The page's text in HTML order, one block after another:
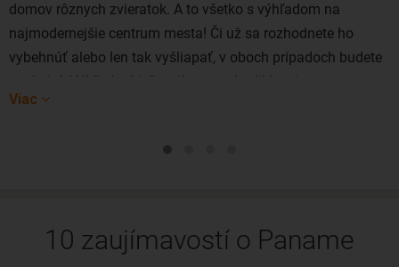
domov rôznych zvieratok. A to všetko s výhľadom na
najmodernejšie centrum mesta! Či už sa rozhodnete ho
vybehnúť alebo len tak vyšliapať, v oboch prípadoch budete
spokojní. Výhľad odtiaľ stojí za to a hodil by si na
pohľadnicu.
Viac
10 zaujímavostí o Paname